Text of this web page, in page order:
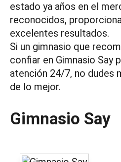
estado ya años en el
reconocidos,
excelentes resultados.
Si un gimnasio que
confiar en Gimnasio Say
atención 24/7, no dudes
de lo mejor.
Gimnasio Say